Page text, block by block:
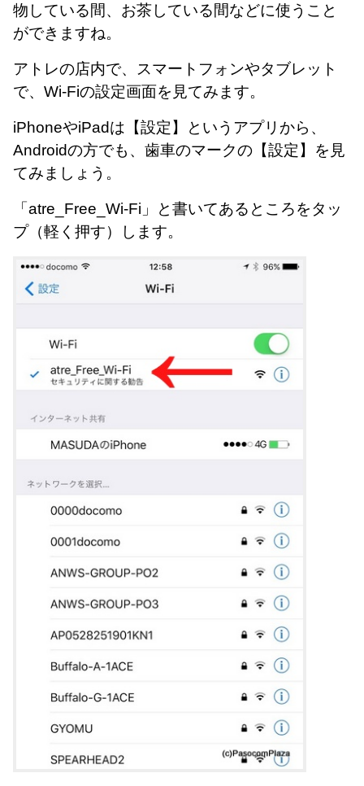
物している間、お茶している間などに使うこと
ができますね。
アトレの店内で、スマートフォンやタブレット
で、Wi-Fiの設定画面を見てみます。
iPhoneやiPadは【設定】というアプリから、
Androidの方でも、歯車のマークの【設定】を見
てみましょう。
「atre_Free_Wi-Fi」と書いてあるところをタッ
プ（軽く押す）します。